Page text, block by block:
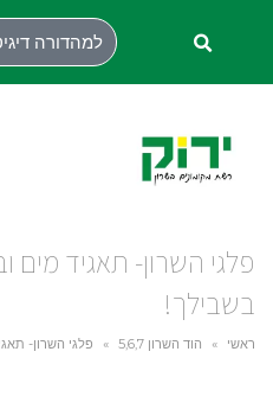
למהדורה
פלגי השרון- תאגיד מים
בשבילך!
ראשי » הוד השרון 5,6,7 » פלגי השרון-